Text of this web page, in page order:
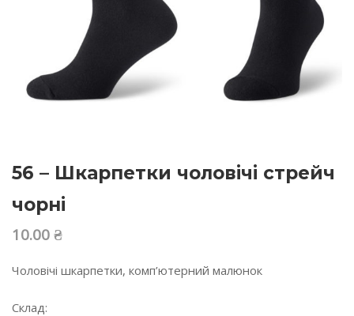
56 – Шкарпетки чоловічі стрейч
чорні
10.00 ₴
Чоловічі шкарпетки, комп’ютерний малюнок
Склад: